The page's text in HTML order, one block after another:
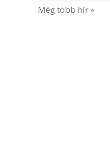
Még több hír »